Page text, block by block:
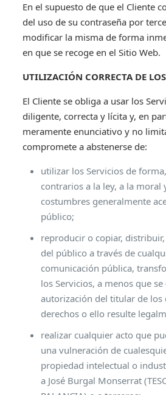
En el supuesto de que el Cliente
del uso de su contraseña por
modificar la misma de forma
en que se recoge en el Sitio Web.
UTILIZACIÓN CORRECTA DE
El Cliente se obliga a usar los
diligente, correcta y lícita y, en
meramente enunciativo y no
compromete a abstenerse de:
utilizar los Servicios de
contrarios a la ley, a la moral
costumbres generalmente
público;
reproducir o copiar,
del público a través de
comunicación pública,
los Servicios, a menos que
autorización del titular de los
derechos o ello resulte
realizar cualquier acto que
una vulneración de
propiedad intelectual o
a José Burgal Monserrat